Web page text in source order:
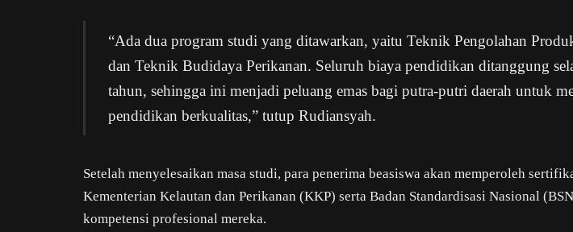
“Ada dua program studi yang ditawarkan, yaitu Teknik Pengolahan
dan Teknik Budidaya Perikanan. Seluruh biaya pendidikan ditanggung
tahun, sehingga ini menjadi peluang emas bagi putra-putri daerah untuk
pendidikan berkualitas,” tutup Rudiansyah.
Setelah menyelesaikan masa studi, para penerima beasiswa akan memperoleh
Kementerian Kelautan dan Perikanan (KKP) serta Badan Standardisasi Nasional
kompetensi profesional mereka.